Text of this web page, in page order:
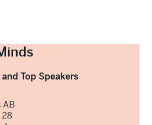
Top Speakers
AB
28